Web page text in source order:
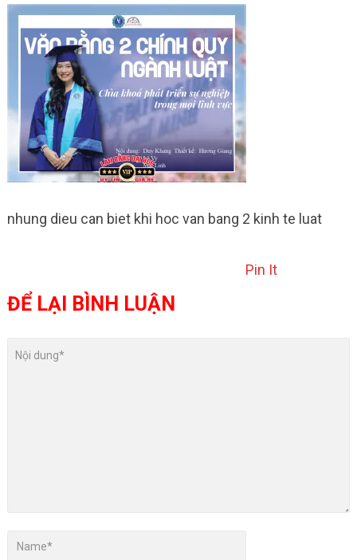
nhung dieu can biet khi hoc van bang 2 kinh te luat
Pin It
ĐỂ LẠI BÌNH LUẬN